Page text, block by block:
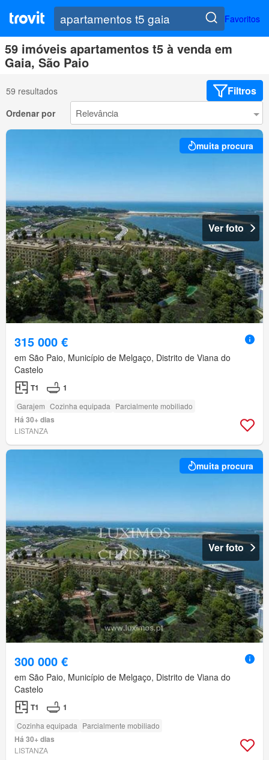
Favoritos
59 imóveis apartamentos t5 à venda em
Gaia, São Paio
59 resultados Filtros
Ordenar por
muita procura
Ver foto
315 000 €
em São Paio, Município de Melgaço, Distrito de Viana do
Castelo
T1 1
Garajem Cozinha equipada Parcialmente mobiliado
Há 30+ dias
LISTANZA
muita procura
Ver foto
300 000 €
em São Paio, Município de Melgaço, Distrito de Viana do
Castelo
T1 1
Cozinha equipada Parcialmente mobiliado
Há 30+ dias
LISTANZA